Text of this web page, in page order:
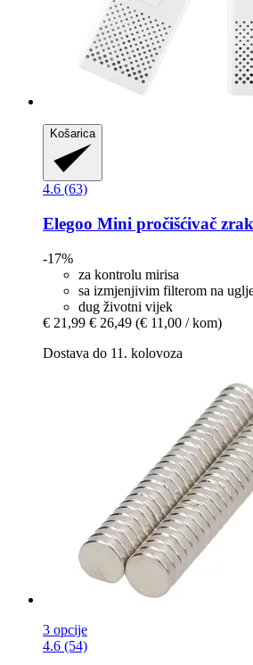
Košarica
4.6 (63)
Elegoo Mini pročišćivač
-17%
za kontrolu mirisa
sa izmjenjivim filterom na
dug životni vijek
€ 21,99 € 26,49 (€ 11,00 / kom)
Dostava do 11. kolovoza
3 opcije
4.6 (54)